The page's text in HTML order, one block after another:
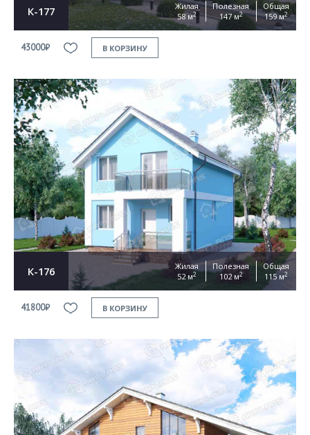
К-177
Жилая
58 м2
Полезная
147 м2
Общая
159 м2
43000₽ В КОРЗИНУ
К-176
Жилая
52 м2
Полезная
102 м2
Общая
115 м2
41800₽ В КОРЗИНУ